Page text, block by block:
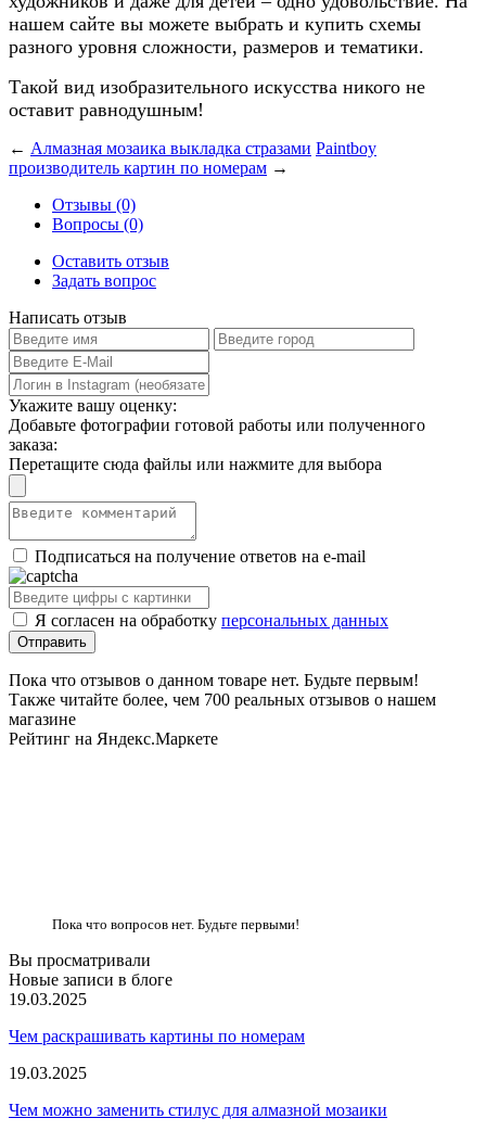
нашем сайте вы можете выбрать и купить схемы
разного уровня сложности, размеров и тематики.
Такой вид изобразительного искусства никого не
оставит равнодушным!
← Алмазная мозаика выкладка стразами Paintboy
производитель картин по номерам →
Отзывы (0)
Вопросы (0)
Оставить отзыв
Задать вопрос
Написать отзыв
Укажите вашу оценку:
Добавьте фотографии готовой работы или полученного
заказа:
Перетащите сюда файлы или нажмите для выбора
Подписаться на получение ответов на e-mail
Я согласен на обработку персональных данных
Пока что отзывов о данном товаре нет. Будьте первым!
Также читайте более, чем 700 реальных отзывов о нашем
магазине
Рейтинг на Яндекс.Маркете
Пока что вопросов нет. Будьте первыми!
Вы просматривали
Новые записи в блоге
19.03.2025
Чем раскрашивать картины по номерам
19.03.2025
Чем можно заменить стилус для алмазной мозаики